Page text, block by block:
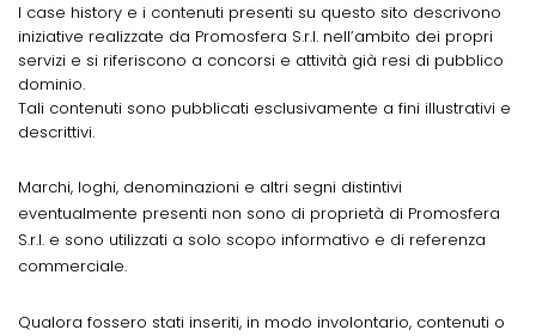
I case history e i contenuti presenti su questo sito descrivono
iniziative realizzate da Promosfera S.r.l. nell’ambito dei propri
servizi e si riferiscono a concorsi e attività già resi di pubblico
dominio.
Tali contenuti sono pubblicati esclusivamente a fini illustrativi e
descrittivi.
Marchi, loghi, denominazioni e altri segni distintivi
eventualmente presenti non sono di proprietà di Promosfera
S.r.l. e sono utilizzati a solo scopo informativo e di referenza
commerciale.
Qualora fossero stati inseriti, in modo involontario, contenuti o